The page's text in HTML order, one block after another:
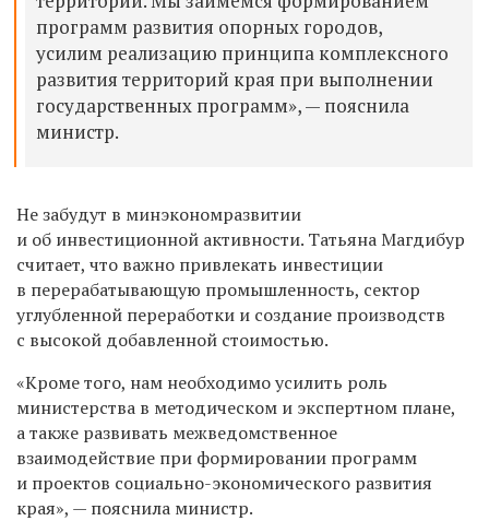
программ развития опорных городов,
усилим реализацию принципа комплексного
развития территорий края при выполнении
государственных программ», — пояснила
министр.
Не забудут в минэкономразвитии
и об инвестиционной активности. Татьяна Магдибур
считает, что важно привлекать инвестиции
в перерабатывающую промышленность, сектор
углубленной переработки и создание производств
с высокой добавленной стоимостью.
«Кроме того, нам необходимо усилить роль
министерства в методическом и экспертном плане,
а также развивать межведомственное
взаимодействие при формировании программ
и проектов социально-экономического развития
края», — пояснила министр.